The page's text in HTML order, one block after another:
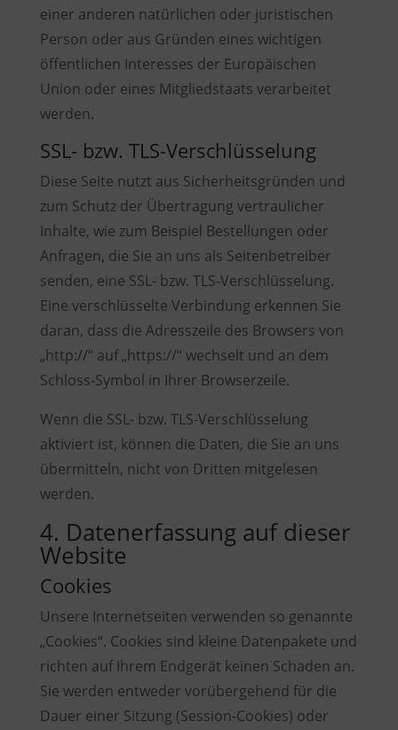
einer anderen natürlichen oder juristischen
Person oder aus Gründen eines wichtigen
öffentlichen Interesses der Europäischen
Union oder eines Mitgliedstaats verarbeitet
werden.
SSL- bzw. TLS-Verschlüsselung
Diese Seite nutzt aus Sicherheitsgründen und
zum Schutz der Übertragung vertraulicher
Inhalte, wie zum Beispiel Bestellungen oder
Anfragen, die Sie an uns als Seitenbetreiber
senden, eine SSL- bzw. TLS-Verschlüsselung.
Eine verschlüsselte Verbindung erkennen Sie
daran, dass die Adresszeile des Browsers von
„http://“ auf „https://“ wechselt und an dem
Schloss-Symbol in Ihrer Browserzeile.
Wenn die SSL- bzw. TLS-Verschlüsselung
aktiviert ist, können die Daten, die Sie an uns
übermitteln, nicht von Dritten mitgelesen
werden.
4. Datenerfassung auf dieser
Website
Cookies
Unsere Internetseiten verwenden so genannte
„Cookies“. Cookies sind kleine Datenpakete und
richten auf Ihrem Endgerät keinen Schaden an.
Sie werden entweder vorübergehend für die
Dauer einer Sitzung (Session-Cookies) oder